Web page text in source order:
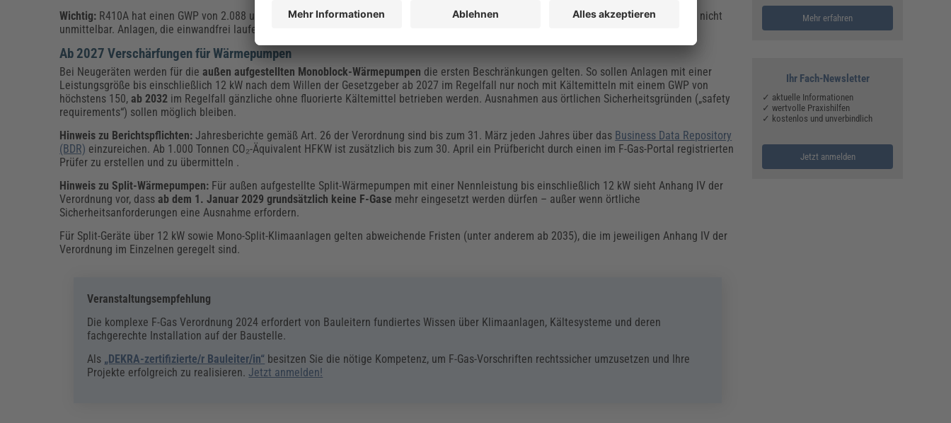
Wichtig: R410A hat einen GWP von 2.088 und liegt damit unterhalb dieser 2.500er-Schwelle – für R410A greifen diese Serviceverbote daher nicht
unmittelbar. Anlagen, die einwandfrei laufen, dürfen unabhängig davon weiter betrieben werden.
Ab 2027 Verschärfungen für Wärmepumpen
Bei Neugeräten werden für dieaußen aufgestellten Monoblock-Wärmepumpen die ersten Beschränkungen gelten. So sollen Anlagen mit einer
Leistungsgröße bis einschließlich 12 kW nach dem Willen der Gesetzgeber ab 2027 im Regelfall nur noch mit Kältemitteln mit einem GWP von
höchstens 150,ab 2032 im Regelfall gänzliche ohne fluorierte Kältemittel betrieben werden. Ausnahmen aus örtlichen Sicherheitsgründen („safety
requirements“) sollen möglich bleiben.
Hinweis zu Berichtspflichten: Jahresberichte gemäß Art. 26 der Verordnung sind bis zum 31. März jeden Jahres über das Business Data Repository
(BDR) einzureichen. Ab 1.000 Tonnen CO₂-Äquivalent HFKW ist zusätzlich bis zum 30. April ein Prüfbericht durch einen im F-Gas-Portal registrierten
Prüfer zu erstellen und zu übermitteln .
Hinweis zu Split-Wärmepumpen: Für außen aufgestellte Split-Wärmepumpen mit einer Nennleistung bis einschließlich 12 kW sieht Anhang IV der
Verordnung vor, dass ab dem 1. Januar 2029 grundsätzlich keine F-Gase mehr eingesetzt werden dürfen – außer wenn örtliche
Sicherheitsanforderungen eine Ausnahme erfordern.
Für Split-Geräte über 12 kW sowie Mono-Split-Klimaanlagen gelten abweichende Fristen (unter anderem ab 2035), die im jeweiligen Anhang IV der
Verordnung im Einzelnen geregelt sind.
Veranstaltungsempfehlung
Die komplexe F-Gas Verordnung 2024 erfordert von Bauleitern fundiertes Wissen über Klimaanlagen, Kältesysteme und deren
fachgerechte Installation auf der Baustelle.
Als „DEKRA-zertifizierte/r Bauleiter/in“ besitzen Sie die nötige Kompetenz, um F-Gas-Vorschriften rechtssicher umzusetzen und Ihre
Projekte erfolgreich zu realisieren.Jetzt anmelden!
Mehr erfahren
Ihr Fach-Newsletter
✓ aktuelle Informationen
✓ wertvolle Praxishilfen
✓ kostenlos und unverbindlich
Jetzt anmelden